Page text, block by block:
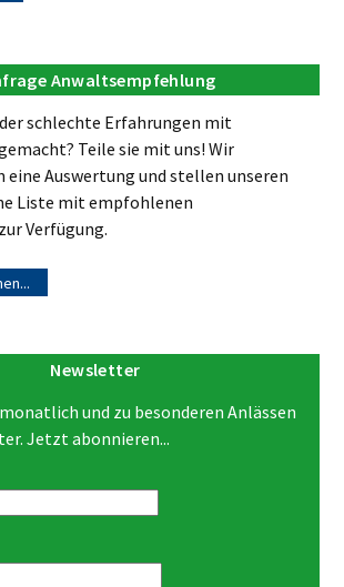
Anwaltsempfehlung
schlechte Erfahrungen mit
Teile sie mit uns! Wir
Auswertung und stellen unseren
Liste mit empfohlenen
Verfügung.
Newsletter
und zu besonderen Anlässen
Jetzt abonnieren...